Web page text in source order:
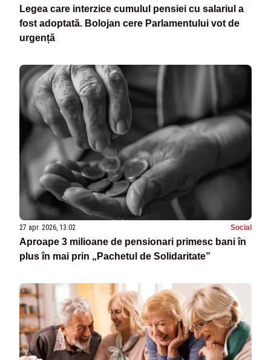
Legea care interzice cumulul pensiei cu salariul a
fost adoptată. Bolojan cere Parlamentului vot de
urgență
27 apr. 2026, 13:02 Social
Aproape 3 milioane de pensionari primesc bani în
plus în mai prin „Pachetul de Solidaritate”